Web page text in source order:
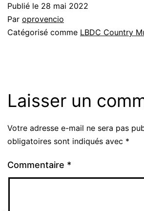
Publié le 28 mai 2022
Par oprovencio
Catégorisé comme LBDC Country
Laisser un
Votre adresse e-mail ne sera pas
obligatoires sont indiqués avec *
Commentaire *